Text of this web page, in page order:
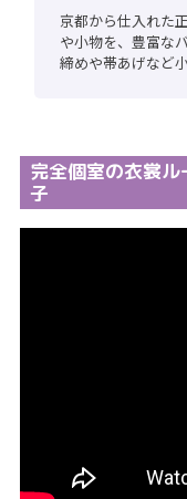
京都から仕入れた
や小物を、豊富な
締めや帯あげなど
完全個室の衣裳
子